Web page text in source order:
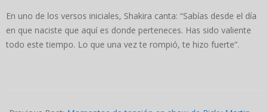
En uno de los versos iniciales, Shakira canta: “Sabías desde el día
en que naciste que aquí es donde perteneces. Has sido valiente
todo este tiempo. Lo que una vez te rompió, te hizo fuerte”.